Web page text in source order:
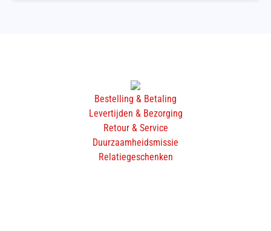
Bestelling & Betaling
Levertijden & Bezorging
Retour & Service
Duurzaamheidsmissie
Relatiegeschenken